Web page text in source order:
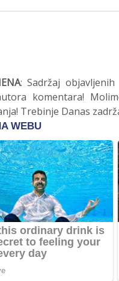
: Sadržaj
komentara!
Trebinje Danas